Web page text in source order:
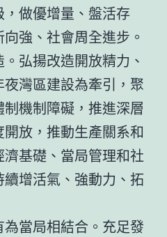
做優增量、盤活存
強、社會周全進步。
弘揚改造開放精力、
灣區建設為牽引，聚
機制障礙，推進深層
放，推動生產關系和
基礎、當局管理和社
增活氣、強動力、拓
當局相結合。充足發